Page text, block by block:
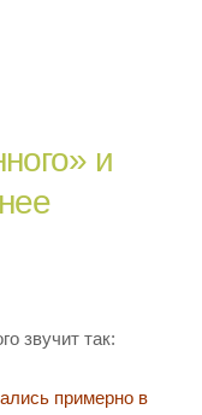
и
звучит так:
примерно в